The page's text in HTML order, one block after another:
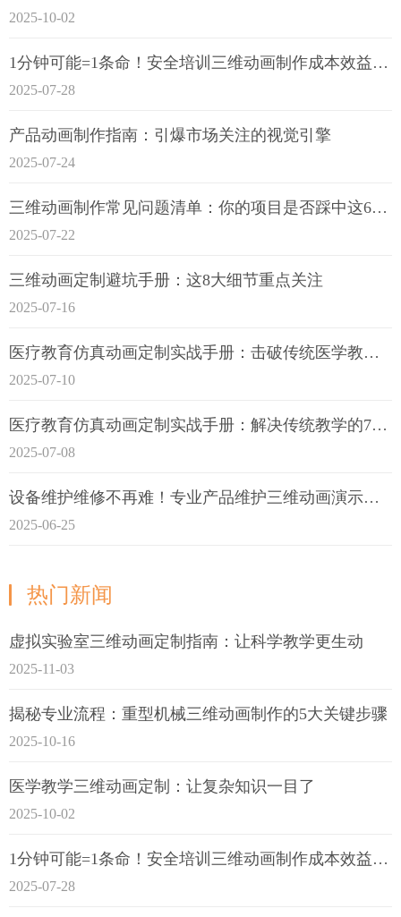
2025-10-02
1分钟可能=1条命！安全培训三维动画制作成本效益深度拆解
2025-07-28
产品动画制作指南：引爆市场关注的视觉引擎
2025-07-24
三维动画制作常见问题清单：你的项目是否踩中这6大技术雷区？
2025-07-22
三维动画定制避坑手册：这8大细节重点关注
2025-07-16
医疗教育仿真动画定制实战手册：击破传统医学教育7大痛点
2025-07-10
医疗教育仿真动画定制实战手册：解决传统教学的7大痛点
2025-07-08
设备维护维修不再难！专业产品维护三维动画演示定制指南
2025-06-25
热门新闻
虚拟实验室三维动画定制指南：让科学教学更生动
2025-11-03
揭秘专业流程：重型机械三维动画制作的5大关键步骤
2025-10-16
医学教学三维动画定制：让复杂知识一目了
2025-10-02
1分钟可能=1条命！安全培训三维动画制作成本效益深度拆解
2025-07-28